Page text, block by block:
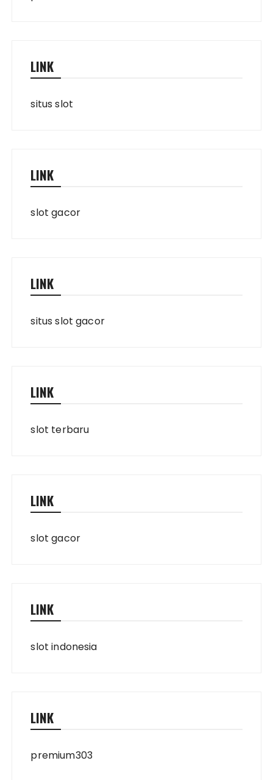
LINK
situs slot
LINK
slot gacor
LINK
situs slot gacor
LINK
slot terbaru
LINK
slot gacor
LINK
slot indonesia
LINK
premium303